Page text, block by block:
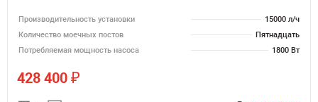
Производительность установки
15000 л/ч
Количество моечных постов
Пятнадцать
Потребляемая мощность насоса
1800 Вт
428 400 ₽